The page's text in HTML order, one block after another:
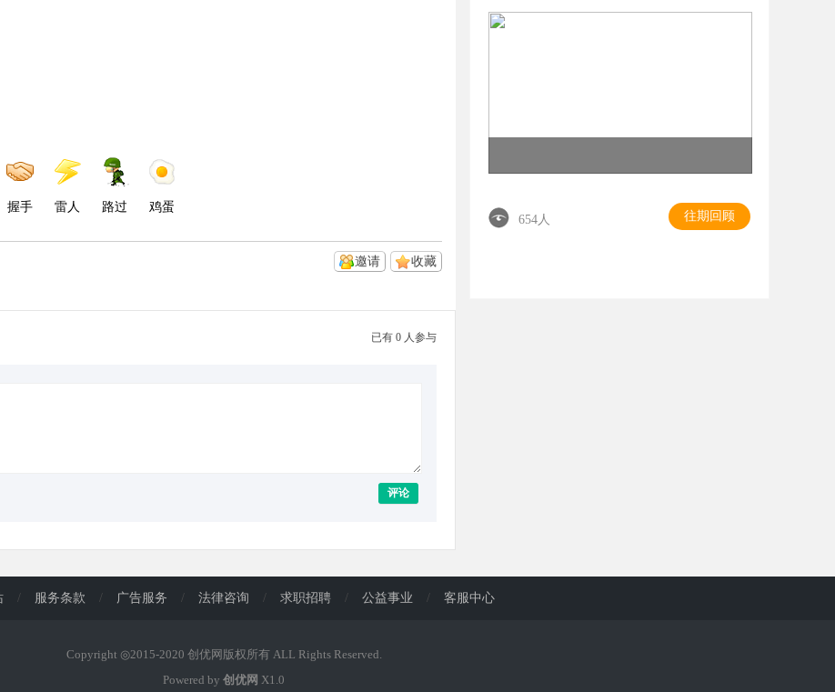
握手 雷人 路过 鸡蛋
收藏
邀请
已有 0 人参与
评论
654人 往期回顾
/ 服务条款 / 广告服务 / 法律咨询 / 求职招聘 / 公益事业 / 客服中心
Copyright ◎2015-2020 创优网版权所有 ALL Rights Reserved.
Powered by 创优网 X1.0